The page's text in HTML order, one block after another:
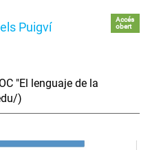
Puigví
Accés
obert
"El lenguaje de la
)